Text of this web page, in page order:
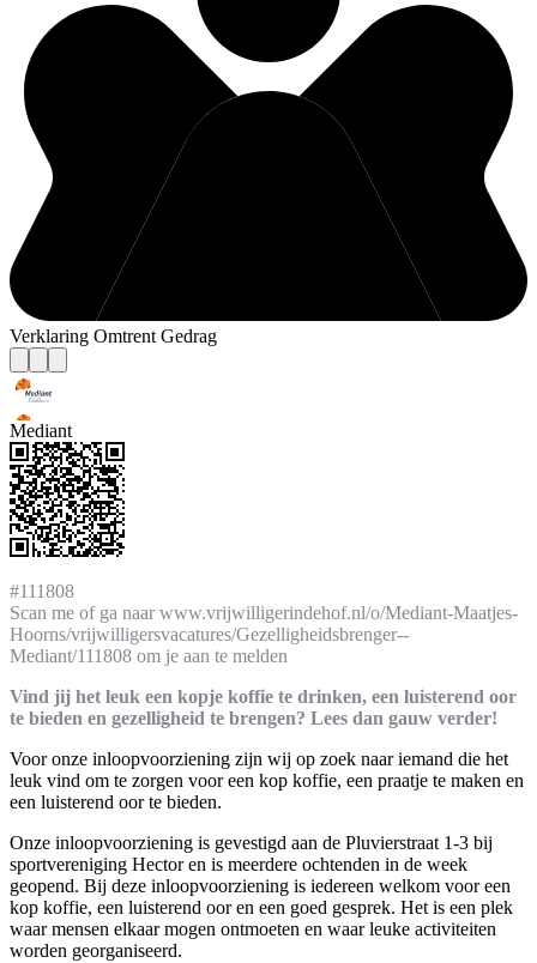
Verklaring Omtrent Gedrag
Mediant
#111808
Scan me of ga naar www.vrijwilligerindehof.nl/o/Mediant-Maatjes-
Hoorns/vrijwilligersvacatures/Gezelligheidsbrenger--
Mediant/111808 om je aan te melden
Vind jij het leuk een kopje koffie te drinken, een luisterend oor
te bieden en gezelligheid te brengen? Lees dan gauw verder!
Voor onze inloopvoorziening zijn wij op zoek naar iemand die het
leuk vind om te zorgen voor een kop koffie, een praatje te maken en
een luisterend oor te bieden.
Onze inloopvoorziening is gevestigd aan de Pluvierstraat 1-3 bij
sportvereniging Hector en is meerdere ochtenden in de week
geopend. Bij deze inloopvoorziening is iedereen welkom voor een
kop koffie, een luisterend oor en een goed gesprek. Het is een plek
waar mensen elkaar mogen ontmoeten en waar leuke activiteiten
worden georganiseerd.